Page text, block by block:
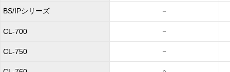
BS/IPシリーズ －
CL-700 －
CL-750 －